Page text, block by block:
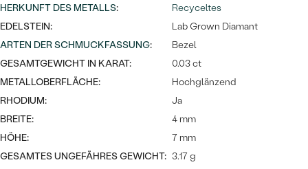
Wave Kollektion
ANSEHEN
ANSEHEN
HERKUNFT DES METALLS:
Recyceltes
EDELSTEIN:
Lab Grown Diamant
ARTEN DER SCHMUCKFASSUNG:
Bezel
GESAMTGEWICHT IN KARAT:
0.03 ct
METALLOBERFLÄCHE:
Hochglänzend
RHODIUM:
Ja
BREITE:
4 mm
HÖHE:
7 mm
GESAMTES UNGEFÄHRES GEWICHT: 3.17 g